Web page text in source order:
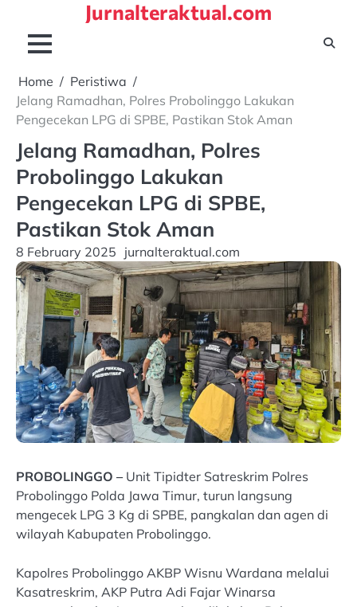
content
Jurnalteraktual.com
Home
Peristiwa
Jelang Ramadhan, Polres Probolinggo Lakukan
Pengecekan LPG di SPBE, Pastikan Stok Aman
Jelang Ramadhan, Polres
Probolinggo Lakukan
Pengecekan LPG di SPBE,
Pastikan Stok Aman
8 February 2025 jurnalteraktual.com
PROBOLINGGO –Unit Tipidter Satreskrim Polres
Probolinggo Polda Jawa Timur, turun langsung
mengecek LPG 3 Kg di SPBE, pangkalan dan agen di
wilayah Kabupaten Probolinggo.
Kapolres Probolinggo AKBP Wisnu Wardana melalui
Kasatreskrim, AKP Putra Adi Fajar Winarsa